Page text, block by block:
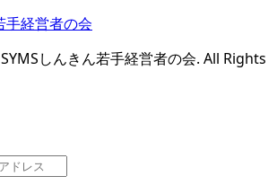
SYMSしんきん若手経営者の会. All Rights